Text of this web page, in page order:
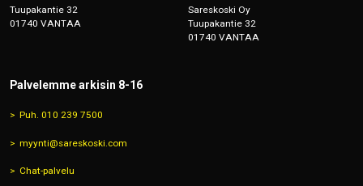
Tuupakantie 32
01740 VANTAA
Sareskoski Oy
Tuupakantie 32
01740 VANTAA
Palvelemme arkisin 8-16
Puh. 010 239 7500
myynti@sareskoski.com
Chat-palvelu